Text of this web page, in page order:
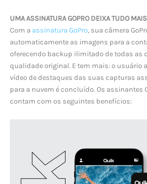
UMA ASSINATURA GOPRO DEIXA TUDO
Com a assinatura GoPro, sua câmera
automaticamente as imagens para a
oferecendo backup ilimitado de todas as
qualidade original. E tem mais: o usuário
vídeo de destaques das suas capturas
para a nuvem é concluído. Os assinantes
contam com os seguintes benefícios: